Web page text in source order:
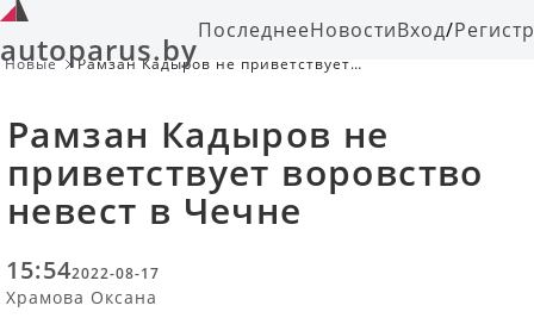
autoparus.byПоследнееНовостиВход/
Новые
Рамзан Кадыров не приветствует
Рамзан Кадыров не
приветствует воровство
невест в Чечне
15:542022-08-17
Храмова Оксана